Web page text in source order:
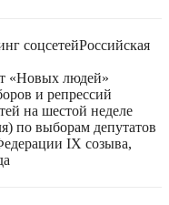
соцсетейРоссийская
«Новых людей»
и репрессий
на шестой неделе
по выборам депутатов
IX созыва,